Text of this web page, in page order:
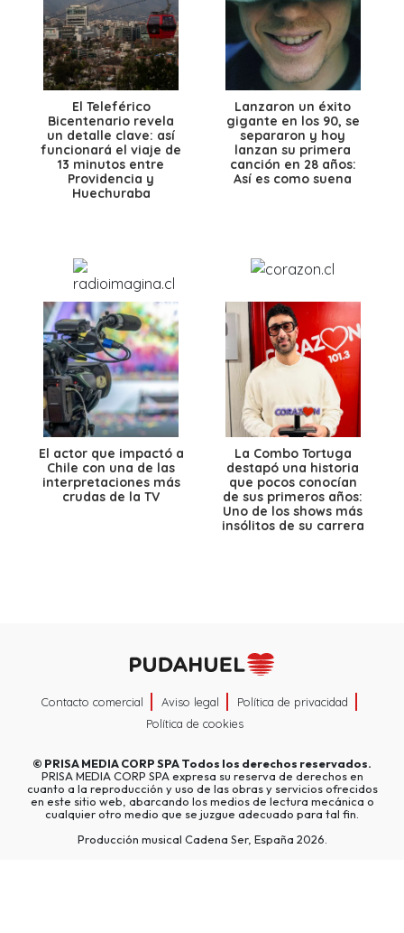
El Teleférico
Bicentenario revela
un detalle clave: así
funcionará el viaje de
13 minutos entre
Providencia y
Huechuraba
Lanzaron un éxito
gigante en los 90, se
separaron y hoy
lanzan su primera
canción en 28 años:
Así es como suena
El actor que impactó a
Chile con una de las
interpretaciones más
crudas de la TV
La Combo Tortuga
destapó una historia
que pocos conocían
de sus primeros años:
Uno de los shows más
insólitos de su carrera
Contacto comercial Aviso legal
Política de privacidad
Política de cookies
© PRISA MEDIA CORP SPATodos los derechos reservados.
PRISA MEDIA CORP SPA expresa su reserva de derechos en
cuanto a la reproducción y uso de las obras y servicios ofrecidos
en este sitio web, abarcando los medios de lectura mecánica o
cualquier otro medio que se juzgue adecuado para tal fin.
Producción musical Cadena Ser, España 2026.